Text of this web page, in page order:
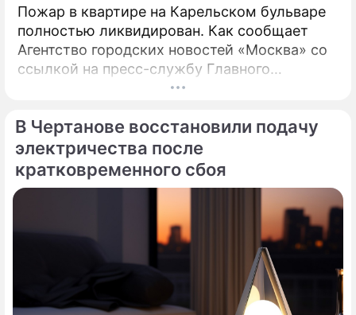
Пожар в квартире на Карельском бульваре
полностью ликвидирован. Как сообщает
Агентство городских новостей «Москва» со
ссылкой на пресс-службу Главного
управления МЧС России по столице,
В Чертанове восстановили подачу
электричества после
кратковременного сбоя